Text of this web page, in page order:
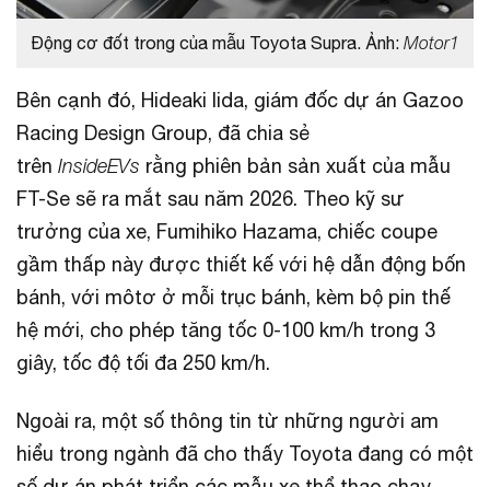
Động cơ đốt trong của mẫu Toyota Supra. Ảnh: Motor1
Bên cạnh đó, Hideaki Iida, giám đốc dự án Gazoo
Racing Design Group, đã chia sẻ
trên InsideEVs rằng phiên bản sản xuất của mẫu
FT-Se sẽ ra mắt sau năm 2026. Theo kỹ sư
trưởng của xe, Fumihiko Hazama, chiếc coupe
gầm thấp này được thiết kế với hệ dẫn động bốn
bánh, với môtơ ở mỗi trục bánh, kèm bộ pin thế
hệ mới, cho phép tăng tốc 0-100 km/h trong 3
giây, tốc độ tối đa 250 km/h.
Ngoài ra, một số thông tin từ những người am
hiểu trong ngành đã cho thấy Toyota đang có một